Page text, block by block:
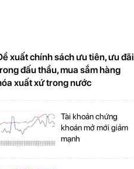
hơn
cần lưu
xuất chính sách ưu tiên, ưu đãi
đấu thầu, mua sắm hàng
xuất xứ trong nước
Tài khoản chứng
khoán mở mới giảm
mạnh